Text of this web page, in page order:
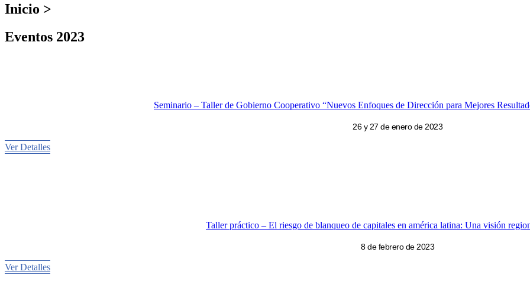
Inicio >
Eventos 2023
Seminario – Taller de Gobierno Cooperativo “Nuevos Enfoques de Dirección para Mejores
26 y 27 de enero de 2023
Ver Detalles
Taller práctico – El riesgo de blanqueo de capitales en américa latina: Una visión
8 de febrero de 2023
Ver Detalles